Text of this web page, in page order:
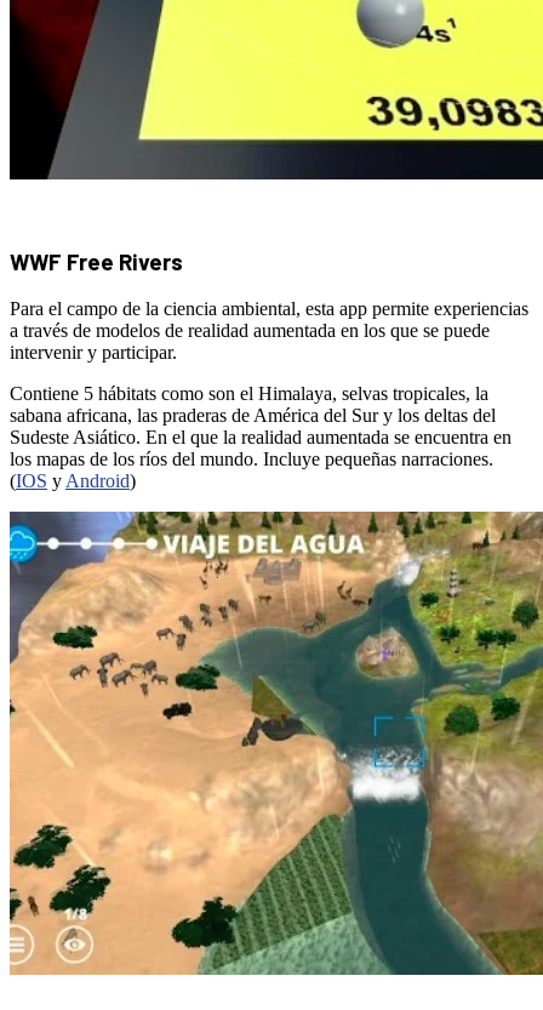
WWF Free Rivers
Para el campo de la ciencia ambiental, esta app permite experiencias
a través de modelos de realidad aumentada en los que se puede
intervenir y participar.
Contiene 5 hábitats como son el Himalaya, selvas tropicales, la
sabana africana, las praderas de América del Sur y los deltas del
Sudeste Asiático. En el que la realidad aumentada se encuentra en
los mapas de los ríos del mundo. Incluye pequeñas narraciones.
(IOS y Android)